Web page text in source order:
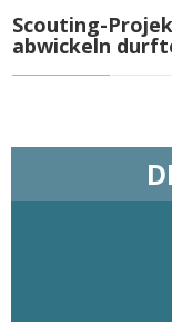
Scouting-
abwickeln